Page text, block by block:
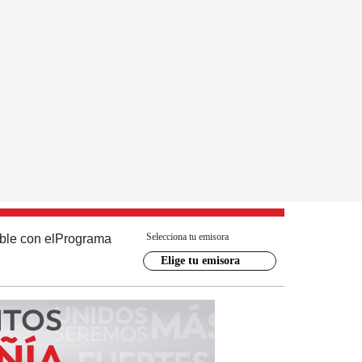
con el Programa Selecciona tu emisora
Elige tu emisora